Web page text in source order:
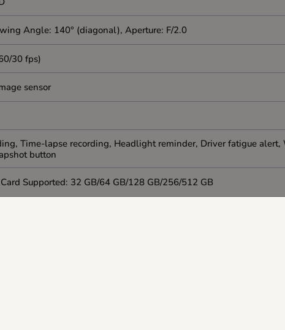
Angle: 140° (diagonal), Aperture: F/2.0
30 fps)
sensor
Time-lapse recording, Headlight reminder, Driver fatigue
button
Supported: 32 GB/64 GB/128 GB/256/512 GB